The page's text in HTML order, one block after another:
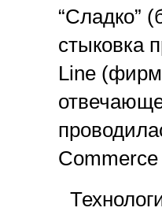
“Сладко”
стыковка
Line